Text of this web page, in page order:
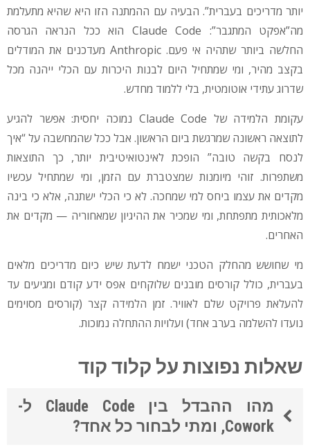
יותר מדריכים בעברית”. הבעיה עם ההמתנה הזו היא שהיא מתעלמת
מה”אפקט המתגבר”: Claude Code הוא ככל הנראה הגרסה
החלשה ביותר שתהיה אי פעם. Anthropic מעדכנים את המודלים
בקצב מהיר, ומי שמתחיל היום לבנות היכרות עם הכלי ייהנה מכל
שדרוג עתידי אוטומטית, בלי ללמוד מחדש.
עקומת הלמידה של Claude Code נמוכה יחסית: אפשר להגיע
לתוצאה ראשונה שמרגשת ביום הראשון. אבל ככל שהמחשבה על “איך
לנסח בקשה טובה” הופכת לאינטואיטיבית יותר, כך התוצאות
משתפרות. זוהי מיומנות שמצטברת עם הזמן, ומי שמתחיל עכשיו
מקדים את עצמו ביחס למי שמחכה. לא כי הכלי ישתנה, אלא כי בינה
מלאכותית מתפתחת, ומי שמכיר את ההיגיון שמאחוריה — מקדים את
האחרים.
מי שחושש מהחלק הטכני ישמח לדעת שיש כיום מדריכים מלאים
בעברית, כולל קורסים מובנים שלוקחים אפס ידע קודם ומגיעים עד
להעלאת פרויקט שלם לאוויר. זמן הלמידה קצר (קורסים מסוימים
נועדו להשלמה בערב אחד) ועלויות ההתחלה נמוכות.
שאלות נפוצות על קלוד קוד
מהו ההבדל בין Claude Code ל-
Cowork, ומתי לבחור כל אחד?